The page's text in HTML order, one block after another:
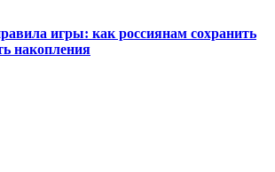
игры: как россиянам сохранить
накопления